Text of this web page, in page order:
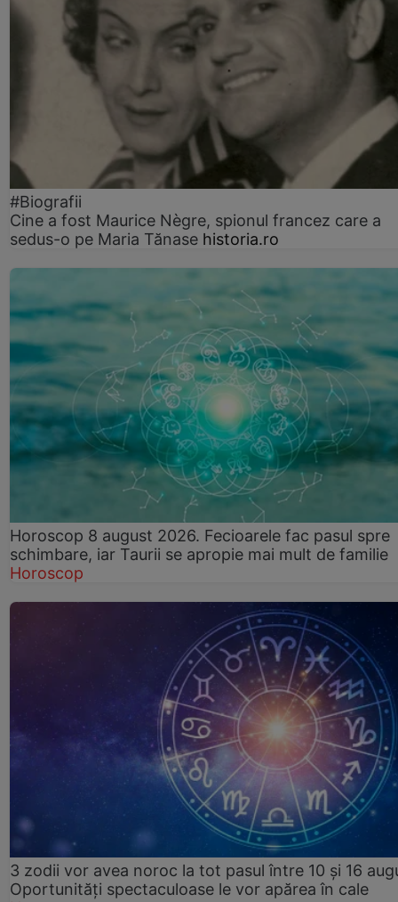
#Biografii
Cine a fost Maurice Nègre, spionul francez care a
sedus-o pe Maria Tănase historia.ro
Horoscop 8 august 2026. Fecioarele fac pasul spre
schimbare, iar Taurii se apropie mai mult de familie
Horoscop
3 zodii vor avea noroc la tot pasul între 10 și 16
Oportunități spectaculoase le vor apărea în cale